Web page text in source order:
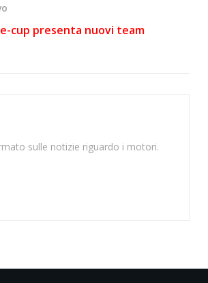
cup presenta nuovi team
sulle notizie riguardo i motori.